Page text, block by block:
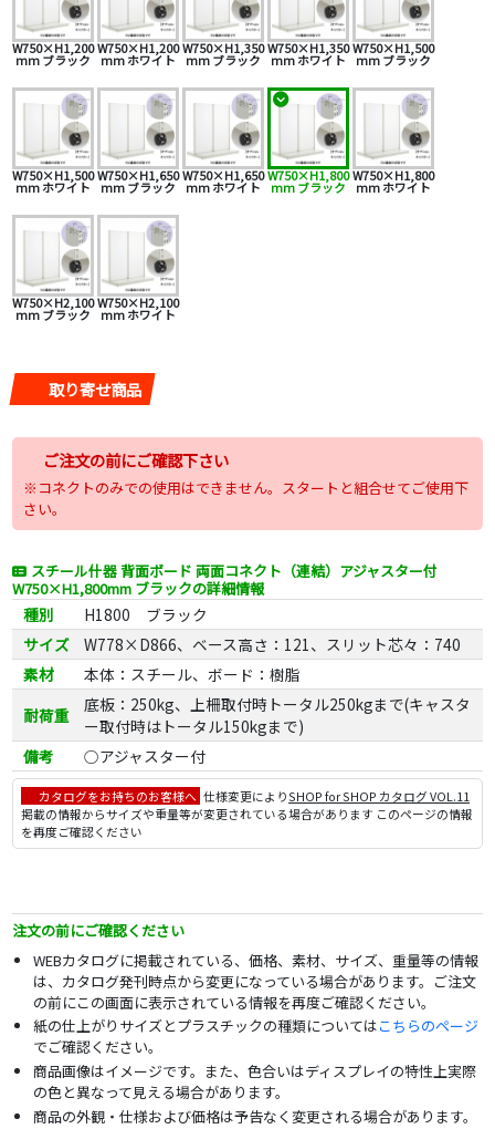
W750×H1,200
mm ブラック
W750×H1,200
mm ホワイト
W750×H1,350
mm ブラック
W750×H1,350
mm ホワイト
W750×H1,500
mm ブラック
W750×H1,500
mm ホワイト
W750×H1,650
mm ブラック
W750×H1,650
mm ホワイト
W750×H1,800
mm ブラック
W750×H1,800
mm ホワイト
W750×H2,100
mm ブラック
W750×H2,100
mm ホワイト
取り寄せ商品
ご注文の前にご確認下さい
※コネクトのみでの使用はできません。スタートと組合せてご使用下
さい。
スチール什器 背面ボード 両面コネクト（連結）アジャスター付
W750×H1,800mm ブラックの詳細情報
種別
H1800 ブラック
サイズ
W778×D866、ベース高さ：121、スリット芯々：740
素材
本体：スチール、ボード：樹脂
耐荷重
底板：250kg、上柵取付時トータル250kgまで(キャスタ
ー取付時はトータル150kgまで)
備考
○アジャスター付
カタログをお持ちのお客様へ 仕様変更によりSHOP for SHOP カタログ VOL.11
掲載の情報からサイズや重量等が変更されている場合があります このページの情報
を再度ご確認ください
注文の前にご確認ください
WEBカタログに掲載されている、価格、素材、サイズ、重量等の情報
は、カタログ発刊時点から変更になっている場合があります。ご注文
の前にこの画面に表示されている情報を再度ご確認ください。
紙の仕上がりサイズとプラスチックの種類についてはこちらのページ
でご確認ください。
商品画像はイメージです。また、色合いはディスプレイの特性上実際
の色と異なって見える場合があります。
商品の外観・仕様および価格は予告なく変更される場合があります。